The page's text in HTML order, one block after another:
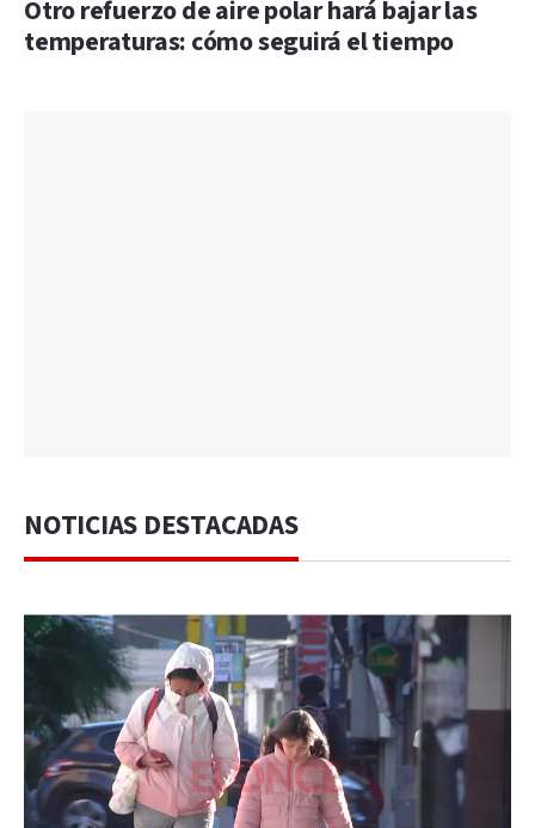
Otro refuerzo de aire polar hará bajar las
temperaturas: cómo seguirá el tiempo
NOTICIAS DESTACADAS